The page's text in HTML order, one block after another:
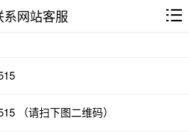
系网站客服
（请扫下图二维码）